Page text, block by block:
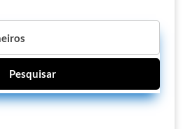
Pesquisar